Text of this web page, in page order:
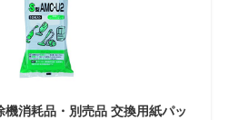
機消耗品・別売品 交換用紙パッ